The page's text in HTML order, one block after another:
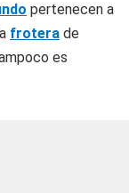
pertenecen a
frotera de
es